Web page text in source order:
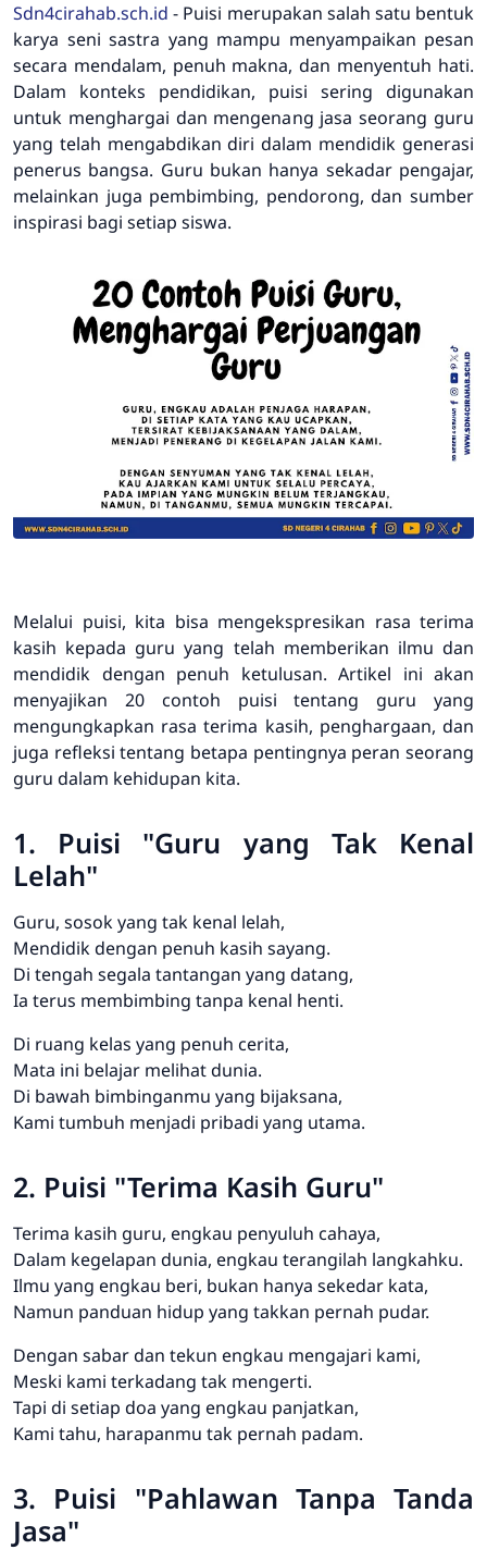
Sdn4cirahab.sch.id - Puisi merupakan salah satu bentuk
karya seni sastra yang mampu menyampaikan pesan
secara mendalam, penuh makna, dan menyentuh hati.
Dalam konteks pendidikan, puisi sering digunakan
untuk menghargai dan mengenang jasa seorang guru
yang telah mengabdikan diri dalam mendidik generasi
penerus bangsa. Guru bukan hanya sekadar pengajar,
melainkan juga pembimbing, pendorong, dan sumber
inspirasi bagi setiap siswa.
Melalui puisi, kita bisa mengekspresikan rasa terima
kasih kepada guru yang telah memberikan ilmu dan
mendidik dengan penuh ketulusan. Artikel ini akan
menyajikan 20 contoh puisi tentang guru yang
mengungkapkan rasa terima kasih, penghargaan, dan
juga refleksi tentang betapa pentingnya peran seorang
guru dalam kehidupan kita.
1. Puisi "Guru yang Tak Kenal
Lelah"
Guru, sosok yang tak kenal lelah,
Mendidik dengan penuh kasih sayang.
Di tengah segala tantangan yang datang,
Ia terus membimbing tanpa kenal henti.
Di ruang kelas yang penuh cerita,
Mata ini belajar melihat dunia.
Di bawah bimbinganmu yang bijaksana,
Kami tumbuh menjadi pribadi yang utama.
2. Puisi "Terima Kasih Guru"
Terima kasih guru, engkau penyuluh cahaya,
Dalam kegelapan dunia, engkau terangilah langkahku.
Ilmu yang engkau beri, bukan hanya sekedar kata,
Namun panduan hidup yang takkan pernah pudar.
Dengan sabar dan tekun engkau mengajari kami,
Meski kami terkadang tak mengerti.
Tapi di setiap doa yang engkau panjatkan,
Kami tahu, harapanmu tak pernah padam.
3. Puisi "Pahlawan Tanpa Tanda
Jasa"